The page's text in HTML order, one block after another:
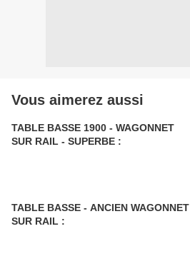
Vous aimerez aussi
TABLE BASSE 1900 - WAGONNET
SUR RAIL - SUPERBE :
TABLE BASSE - ANCIEN WAGONNET
SUR RAIL :